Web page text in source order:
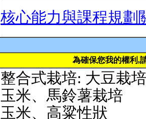
核心能力與課程規劃
為確保您我的權利,
整合式栽培: 大豆栽培
玉米、馬鈴薯栽培
玉米、高粱性狀